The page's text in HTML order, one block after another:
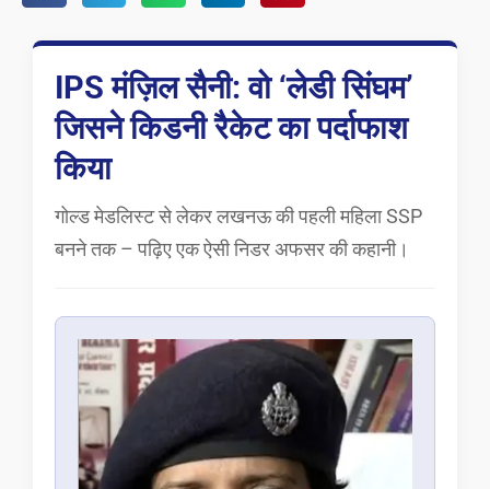
IPS मंज़िल सैनी: वो ‘लेडी सिंघम’
जिसने किडनी रैकेट का पर्दाफाश
किया
गोल्ड मेडलिस्ट से लेकर लखनऊ की पहली महिला SSP
बनने तक – पढ़िए एक ऐसी निडर अफसर की कहानी।